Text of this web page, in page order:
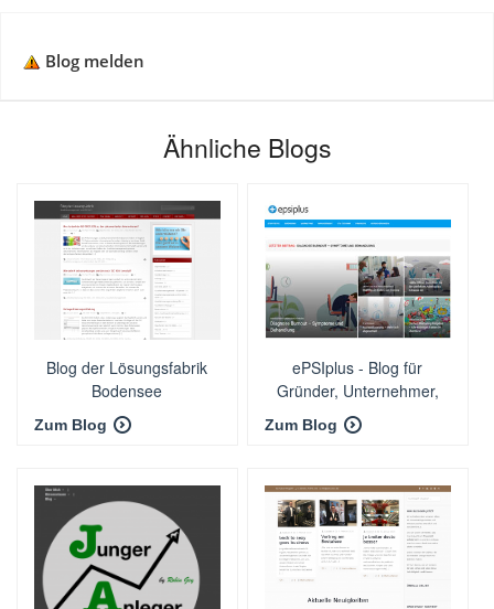
Blog melden
Ähnliche Blogs
Blog der Lösungsfabrik
Bodensee
Zum Blog
ePSIplus - Blog für
Gründer, Unternehmer,
Entrepreneure
Zum Blog